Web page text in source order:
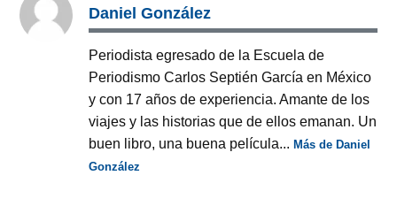
Daniel González
Periodista egresado de la Escuela de
Periodismo Carlos Septién García en México
y con 17 años de experiencia. Amante de los
viajes y las historias que de ellos emanan. Un
buen libro, una buena película...Más de Daniel
González